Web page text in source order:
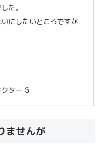
た。
にしたいところですが
ター G
ませんが